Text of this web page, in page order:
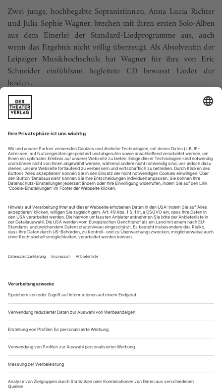
Zwei junge, hochbegabte Sopranistinnen, Anna Lucia Richter
und Julia Sophie Wagner, brechen mit ihren ersten Solo-Alben
aus dem Einerlei der Standard-Liedprogram­me aus, auch
wenn das Ergebnis nicht völlig überzeugt. Als Absolventin der
Leipziger Musikhochschule hat Wagner für ihre von Eric
Schneider einfühlsam begleitete CD bewusst Lieder der
beiden...
Spielpläne
I = Inszenierung
B = Bühnenbild
K = Kostüme
C = Chor
S = Solisten
AP = A-Premiere
BP = B-Premiere
UA = Uraufführung
WA = Wiederaufnahme
Aachen
Tel. 0241/478 42 44+0180/500 34 64
Fax 0241/478 42 01
www.theater-aachen.de
– Tannhäuser: 6., 13.
– West Side Story: 11., 24., 28.